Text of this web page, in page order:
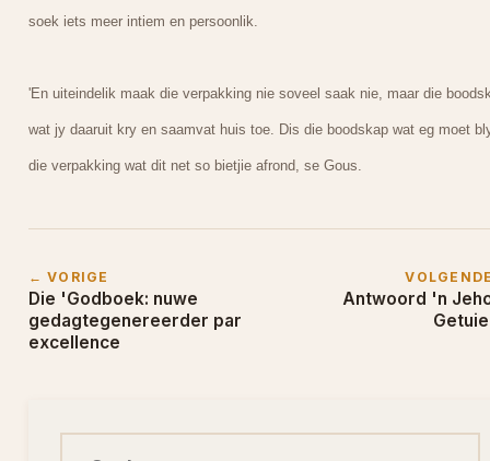
soek iets meer intiem en persoonlik.
'En uiteindelik maak die verpakking nie soveel saak nie, maar die
wat jy daaruit kry en saamvat huis toe. Dis die boodskap wat eg moet
die verpakking wat dit net so bietjie afrond, se Gous.
← VORIGE
Die 'Godboek: nuwe
gedagtegenereerder par
excellence
Antwoord 'n